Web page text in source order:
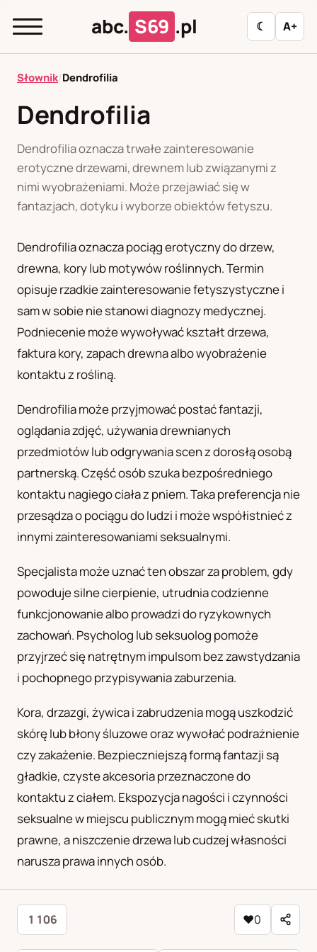
abc. S69 .pl ☾ A+
abc.
J
K L M N O P R
S
T
U W Z Ł
Polityka redakcyjna
Polski
RU
Русский
UA
Українська
Słownik/Dendrofilia
Dendrofilia
Dendrofilia oznacza trwałe zainteresowanie
erotyczne drzewami, drewnem lub związanymi z
nimi wyobrażeniami. Może przejawiać się w
fantazjach, dotyku i wyborze obiektów fetyszu.
Dendrofilia oznacza pociąg erotyczny do drzew,
drewna, kory lub motywów roślinnych. Termin
opisuje rzadkie zainteresowanie fetyszystyczne i
sam w sobie nie stanowi diagnozy medycznej.
Podniecenie może wywoływać kształt drzewa,
faktura kory, zapach drewna albo wyobrażenie
kontaktu z rośliną.
Dendrofilia może przyjmować postać fantazji,
oglądania zdjęć, używania drewnianych
przedmiotów lub odgrywania scen z dorosłą osobą
partnerską. Część osób szuka bezpośredniego
kontaktu nagiego ciała z pniem. Taka preferencja nie
przesądza o pociągu do ludzi i może współistnieć z
innymi zainteresowaniami seksualnymi.
Specjalista może uznać ten obszar za problem, gdy
powoduje silne cierpienie, utrudnia codzienne
funkcjonowanie albo prowadzi do ryzykownych
zachowań. Psycholog lub seksuolog pomoże
przyjrzeć się natrętnym impulsom bez zawstydzania
i pochopnego przypisywania zaburzenia.
Kora, drzazgi, żywica i zabrudzenia mogą uszkodzić
skórę lub błony śluzowe oraz wywołać podrażnienie
czy zakażenie. Bezpieczniejszą formą fantazji są
gładkie, czyste akcesoria przeznaczone do
kontaktu z ciałem. Ekspozycja nagości i czynności
seksualne w miejscu publicznym mogą mieć skutki
prawne, a niszczenie drzewa lub cudzej własności
narusza prawa innych osób.
1 106 ♥0